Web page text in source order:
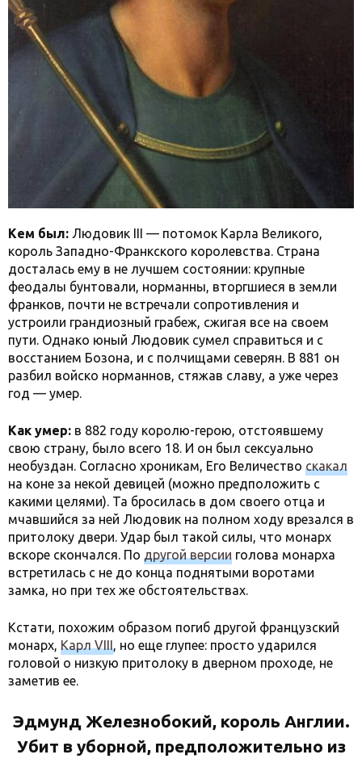
Кем был: Людовик III — потомок Карла Великого,
король Западно-Франкского королевства. Страна
досталась ему в не лучшем состоянии: крупные
феодалы бунтовали, норманны, вторгшиеся в земли
франков, почти не встречали сопротивления и
устроили грандиозный грабеж, сжигая все на своем
пути. Однако юный Людовик сумел справиться и с
восстанием Бозона, и с полчищами северян. В 881 он
разбил войско норманнов, стяжав славу, а уже через
год — умер.
Как умер: в 882 году королю-герою, отстоявшему
свою страну, было всего 18. И он был сексуально
необуздан. Согласно хроникам, Его Величество скакал
на коне за некой девицей (можно предположить с
какими целями). Та бросилась в дом своего отца и
мчавшийся за ней Людовик на полном ходу врезался в
притолоку двери. Удар был такой силы, что монарх
вскоре скончался. По другой версии голова монарха
встретилась с не до конца поднятыми воротами
замка, но при тех же обстоятельствах.
Кстати, похожим образом погиб другой французский
монарх, Карл VIII, но еще глупее: просто ударился
головой о низкую притолоку в дверном проходе, не
заметив ее.
Эдмунд Железнобокий, король Англии.
Убит в уборной, предположительно из